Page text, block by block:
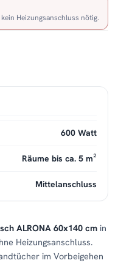
Heizungsanschluss nötig.
ALRONA 60x140 cm in
Heizungsanschluss.
im Vorbeigehen
600 Watt
Räume bis ca. 5 m²
Mittelanschluss